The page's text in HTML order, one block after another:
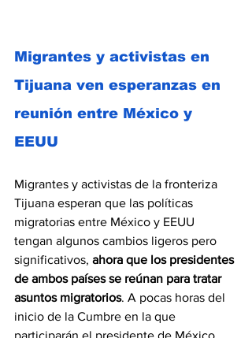
Migrantes y activistas en
Tijuana ven esperanzas en
reunión entre México y
EEUU
Migrantes y activistas de la fronteriza
Tijuana esperan que las políticas
migratorias entre México y EEUU
tengan algunos cambios ligeros pero
significativos, ahora que los presidentes
de ambos países se reúnan para tratar
asuntos migratorios. A pocas horas del
inicio de la Cumbre en la que